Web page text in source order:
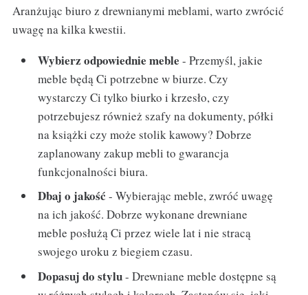
Aranżując biuro z drewnianymi meblami, warto zwrócić
uwagę na kilka kwestii.
Wybierz odpowiednie meble - Przemyśl, jakie
meble będą Ci potrzebne w biurze. Czy
wystarczy Ci tylko biurko i krzesło, czy
potrzebujesz również szafy na dokumenty, półki
na książki czy może stolik kawowy? Dobrze
zaplanowany zakup mebli to gwarancja
funkcjonalności biura.
Dbaj o jakość - Wybierając meble, zwróć uwagę
na ich jakość. Dobrze wykonane drewniane
meble posłużą Ci przez wiele lat i nie stracą
swojego uroku z biegiem czasu.
Dopasuj do stylu- Drewniane meble dostępne są